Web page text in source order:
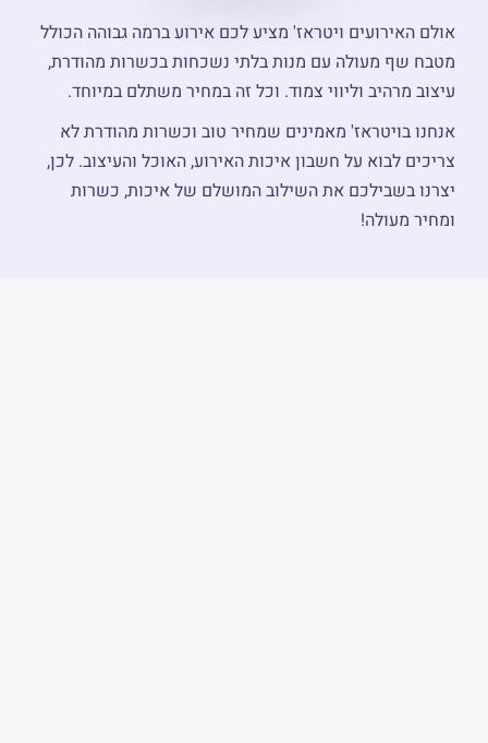
אולם האירועים ויטראז' מציע לכם אירוע ברמה גבוהה הכולל
מטבח שף מעולה עם מנות בלתי נשכחות בכשרות מהודרת,
עיצוב מרהיב וליווי צמוד. וכל זה במחיר משתלם במיוחד.
אנחנו בויטראז' מאמינים שמחיר טוב וכשרות מהודרת לא
צריכים לבוא על חשבון איכות האירוע, האוכל והעיצוב. לכן,
יצרנו בשבילכם את השילוב המושלם של איכות, כשרות
ומחיר מעולה!